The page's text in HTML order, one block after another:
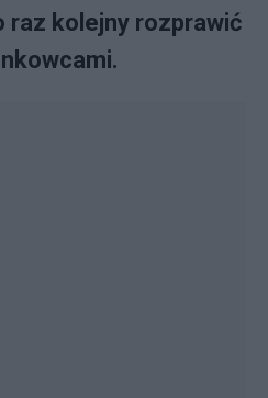
raz kolejny rozprawić